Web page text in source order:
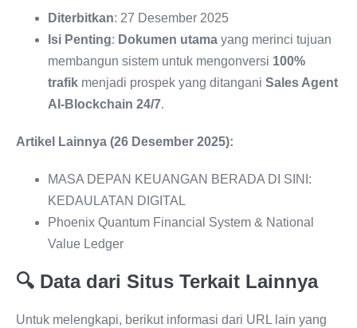
Diterbitkan: 27 Desember 2025
Isi Penting: Dokumen utama yang merinci tujuan
membangun sistem untuk mengonversi 100%
trafik menjadi prospek yang ditangani Sales Agent
AI-Blockchain 24/7.
Artikel Lainnya (26 Desember 2025):
MASA DEPAN KEUANGAN BERADA DI SINI:
KEDAULATAN DIGITAL
Phoenix Quantum Financial System & National
Value Ledger
🔍 Data dari Situs Terkait Lainnya
Untuk melengkapi, berikut informasi dari URL lain yang